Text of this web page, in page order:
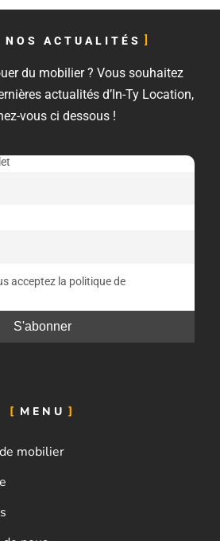
NOS ACTUALITÉS
du mobilier ? Vous souhaitez
actualités d’In-Ty Location,
vous ci dessous !
acceptez la politique de
MENU
mobilier